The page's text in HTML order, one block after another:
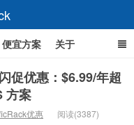
便宜方案 关于
促优惠：$6.99/年超
方案
优惠 阅读(3387)